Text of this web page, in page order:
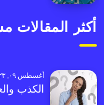
أكثر المقالات
أغسطس ٠٩, ٢٠٢٣
الكذب